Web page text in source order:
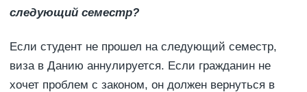
следующий семестр?
Если студент не прошел на следующий семестр,
виза в Данию аннулируется. Если гражданин не
хочет проблем с законом, он должен вернуться в